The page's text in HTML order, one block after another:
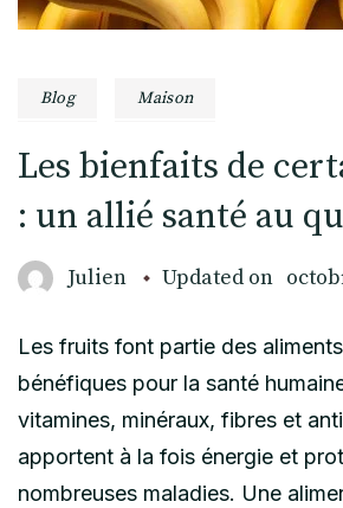
Blog Maison
Les bienfaits de
: un allié santé au
Julien Updated on
Les fruits font partie des
bénéfiques pour la santé
vitamines, minéraux, fibres et
apportent à la fois énergie et
nombreuses maladies. Une